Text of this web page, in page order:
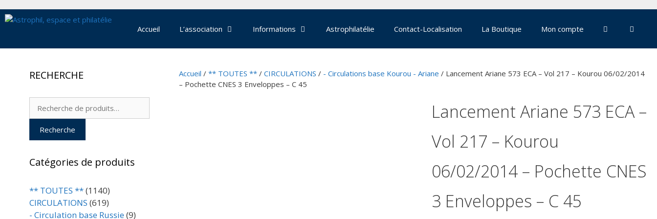
au
Accueil L’association Informations Astrophilatélie Contact-Localisation La Boutique Mon compte
Accueil / ** TOUTES ** / CIRCULATIONS / - Circulations base Kourou - Ariane / Lancement Ariane 573 ECA – Vol 217 – Kourou 06/02/2014
– Pochette CNES 3 Enveloppes – C 45
Lancement Ariane 573 ECA –
Vol 217 – Kourou
06/02/2014 – Pochette CNES
3 Enveloppes – C 45
RECHERCHE
Recherche
Recherche
Catégories de produits
** TOUTES **(1140)
CIRCULATIONS (619)
- Circulation base Russie(9)